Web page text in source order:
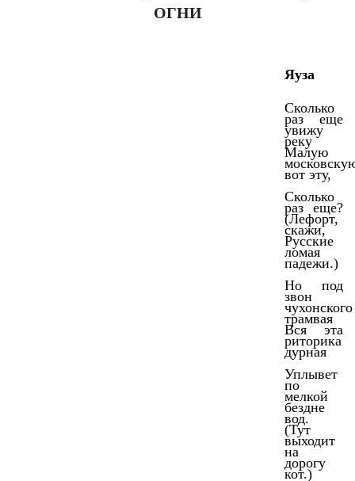
ОГНИ
Яуза
Сколько
раз еще
увижу
реку
Малую
вот эту,
Сколько
раз еще?
(Лефорт,
скажи,
Русские
ломая
падежи.)
Но под
звон
чухонского
трамвая
Вся эта
риторика
дурная
Уплывет
по
мелкой
бездне
вод.
(Тут
выходит
на
дорогу
кот.)